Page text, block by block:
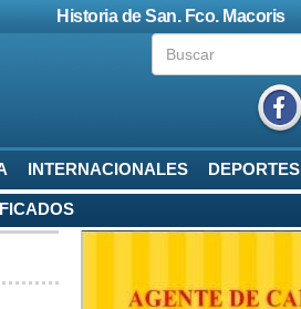
Historia de San. Fco. Macoris
INTERNACIONALES DEPORTES